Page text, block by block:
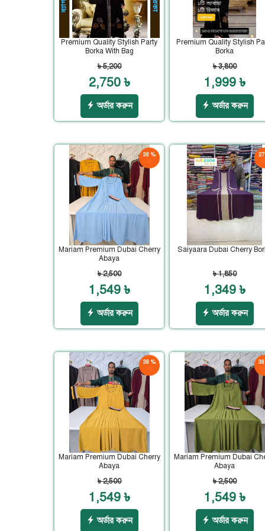
Premium Quality Stylish Party
Borka With Bag
৳ 5,200
2,750 ৳
অর্ডার করুন
Premium Quality Stylish
Borka
৳ 3,800
1,999 ৳
অর্ডার করুন
38 %
Mariam Premium Dubai Cherry
Abaya
৳ 2,500
1,549 ৳
অর্ডার করুন
Saiyaara Dubai Cherry
৳ 1,850
1,349 ৳
অর্ডার করুন
38 %
Mariam Premium Dubai Cherry
Abaya
৳ 2,500
1,549 ৳
অর্ডার করুন
Mariam Premium Dubai
Abaya
৳ 2,500
1,549 ৳
অর্ডার করুন